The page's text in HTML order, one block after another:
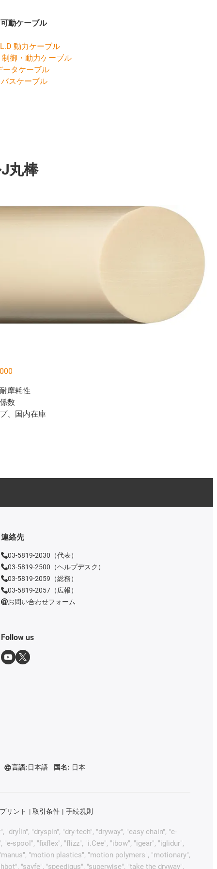
動ケーブル
動力ケーブル
制御・動力ケーブル
ータケーブル
バスケーブル
丸棒
摩耗性
数
、国内在庫
連絡先
03-5819-2030（代表）
03-5819-2500（ヘルプデスク）
03-5819-2059（総務）
03-5819-2057（広報）
お問い合わせフォーム
Follow us
言語:日本語 国名: 日本
リント 取引条件 手続規則
"dryspin", "dry-tech", "dryway", "easy chain", "e-
spool", "fixflex", "flizz", "i.Cee", "ibow", "igear", "iglidur",
"motion plastics", "motion polymers", "motionary",
"savfe", "speedigus", "superwise", "take the dryway",